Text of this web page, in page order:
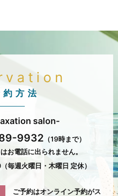
約方法
salon-
9932 （19時まで）
お電話に出られません。
毎週火曜日・木曜日 定休）
ご予約はオンライン予約がス